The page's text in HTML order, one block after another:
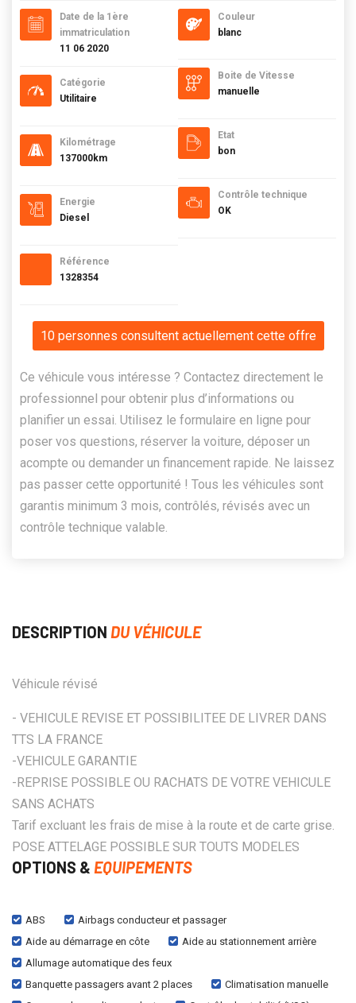
Date de la 1ère
immatriculation
11 06 2020
Catégorie
Utilitaire
Kilométrage
137000km
Energie
Diesel
Référence
1328354
Couleur
blanc
Boite de Vitesse
manuelle
Etat
bon
Contrôle technique
OK
10 personnes consultent actuellement cette offre
Ce véhicule vous intéresse ? Contactez directement le
professionnel pour obtenir plus d’informations ou
planifier un essai. Utilisez le formulaire en ligne pour
poser vos questions, réserver la voiture, déposer un
acompte ou demander un financement rapide. Ne laissez
pas passer cette opportunité ! Tous les véhicules sont
garantis minimum 3 mois, contrôlés, révisés avec un
contrôle technique valable.
DESCRIPTION DU VÉHICULE
Véhicule révisé
- VEHICULE REVISE ET POSSIBILITEE DE LIVRER DANS
TTS LA FRANCE
-VEHICULE GARANTIE
-REPRISE POSSIBLE OU RACHATS DE VOTRE VEHICULE
SANS ACHATS
Tarif excluant les frais de mise à la route et de carte grise.
POSE ATTELAGE POSSIBLE SUR TOUTS MODELES
OPTIONS & EQUIPEMENTS
ABS
Airbags conducteur et passager
Aide au démarrage en côte
Aide au stationnement arrière
Allumage automatique des feux
Banquette passagers avant 2 places
Climatisation manuelle